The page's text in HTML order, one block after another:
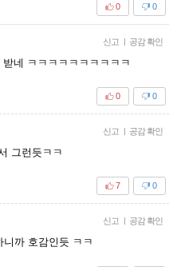
0
0
신고 | 공감 확인
네 ㅋㅋㅋㅋㅋㅋㅋㅋㅋㅋ
0
0
신고 | 공감 확인
그런듯ㅋㅋ
0
7
신고 | 공감 확인
까 호감인듯 ㅋㅋ